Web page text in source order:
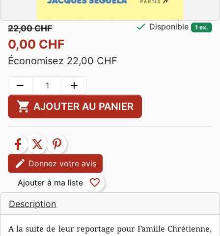
Description
A la suite de leur reportage pour Famille Chrétienne,
22,00 CHF
0,00 CHF
Économisez 22,00 CHF
check Disponible 1 ex.
remove add
shopping_cart AJOUTER AU PANIER
facebook twitter
pinterest
edit Donnez votre avis
favorite_border